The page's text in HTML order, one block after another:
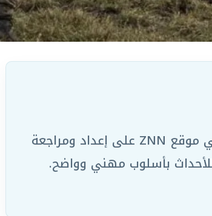
يعمل ضمن الفريق التحريري في موقع ZNN على إعداد ومراجعة
بأسلوب مهني وواضح.